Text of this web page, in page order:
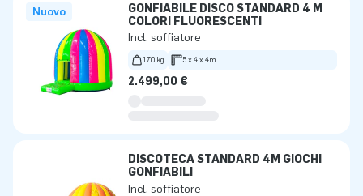
Nuovo
GONFIABILE DISCO STANDARD 4 M
COLORI FLUORESCENTI
Incl. soffiatore
170 kg 5 x 4 x 4m
2.499,00 €
DISCOTECA STANDARD 4M GIOCHI
GONFIABILI
Incl. soffiatore